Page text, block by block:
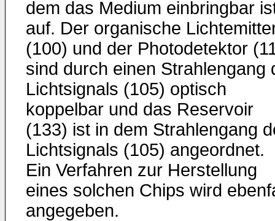
dem das Medium einbringbar
auf. Der organische
(100) und der Photodetektor
sind durch einen Strahlengang
Lichtsignals (105) optisch
koppelbar und das Reservoir
(133) ist in dem Strahlengang
Lichtsignals (105) angeordnet.
Ein Verfahren zur Herstellung
eines solchen Chips wird
angegeben.